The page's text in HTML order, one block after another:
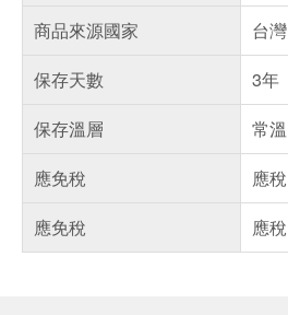
商品來源國家
台灣
保存天數
3年
保存溫層
常溫
應免稅
應稅
應免稅
應稅